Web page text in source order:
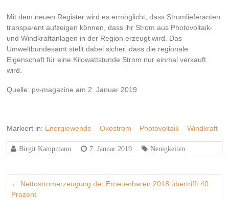
Mit dem neuen Register wird es ermöglicht, dass Stromlieferanten
transparent aufzeigen können, dass ihr Strom aus Photovoltaik-
und Windkraftanlagen in der Region erzeugt wird. Das
Umweltbundesamt stellt dabei sicher, dass die regionale
Eigenschaft für eine Kilowattstunde Strom nur einmal verkauft
wird.
Quelle: pv-magazine am 2. Januar 2019
Markiert in: Energiewende Ökostrom Photovoltaik Windkraft
Birgit Kampmann 7. Januar 2019 Neuigkeiten
← Nettostromerzeugung der Erneuerbaren 2018 übertrifft 40
Prozent